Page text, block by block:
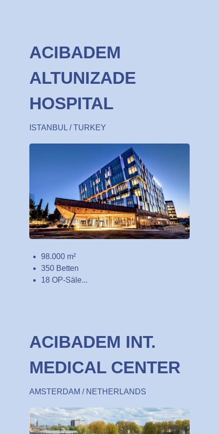
ACIBADEM
ALTUNIZADE
HOSPITAL
ISTANBUL / TURKEY
98.000 m²
350 Betten
18 OP-Säle...
ACIBADEM INT.
MEDICAL CENTER
AMSTERDAM / NETHERLANDS